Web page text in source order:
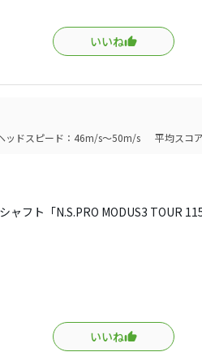
イアンと
もあり
いいね
ッドスピード：46m/s～50m/s 平均スコ
ャフト「N.S.PRO MODUS3 TOUR
いいね